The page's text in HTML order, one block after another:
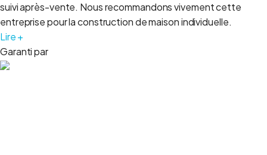
suivi après-vente. Nous recommandons vivement cette
entreprise pour la construction de maison individuelle.
Lire +
Garanti par